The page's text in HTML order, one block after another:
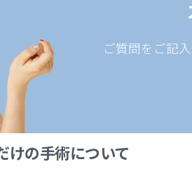
ご質問をご記
けの手術について